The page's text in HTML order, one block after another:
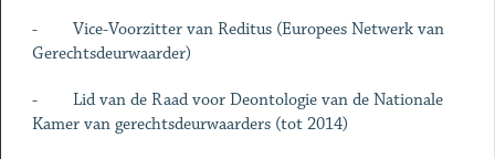
- Vice-Voorzitter van Reditus (Europees Netwerk van
Gerechtsdeurwaarder)
- Lid van de Raad voor Deontologie van de Nationale
Kamer van gerechtsdeurwaarders (tot 2014)